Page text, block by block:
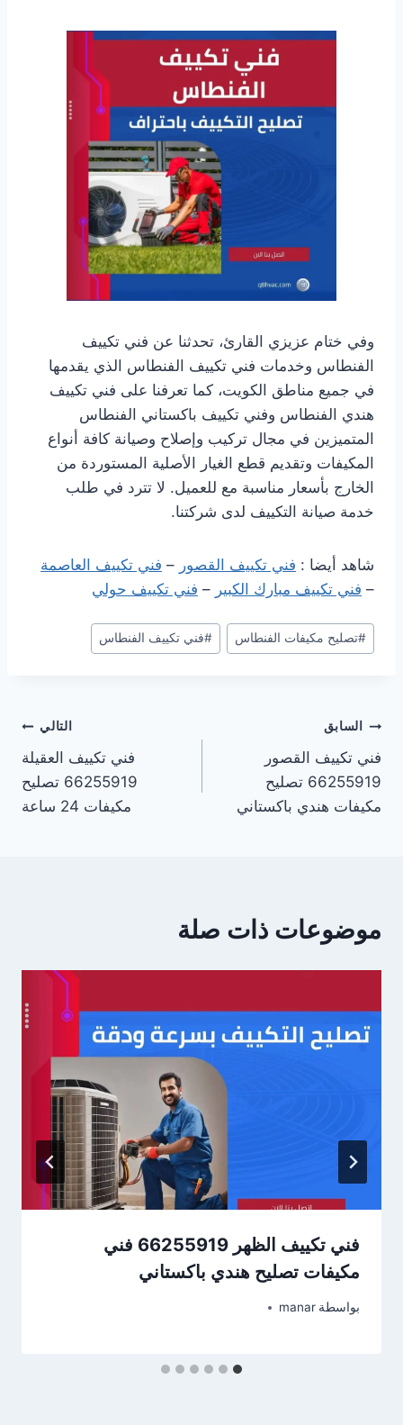
وفي ختام عزيزي القارئ، تحدثنا عن فني تكييف
الفنطاس وخدمات فني تكييف الفنطاس الذي يقدمها
في جميع مناطق الكويت، كما تعرفنا على فني تكييف
هندي الفنطاس وفني تكييف باكستاني الفنطاس
المتميزين في مجال تركيب وإصلاح وصيانة كافة أنواع
المكيفات وتقديم قطع الغيار الأصلية المستوردة من
الخارج بأسعار مناسبة مع للعميل. لا تترد في طلب
خدمة صيانة التكييف لدى شركتنا.
شاهد أيضا : فني تكييف القصور – فني تكييف العاصمة
– فني تكييف مبارك الكبير – فني تكييف حولي
وسوم
المقال:
#تصليح مكيفات الفنطاس #فني تكييف الفنطاس
تصفّح
المقالات
السابق
فني تكييف القصور
66255919 تصليح
مكيفات هندي باكستاني
التالي
فني تكييف العقيلة
66255919 تصليح
مكيفات 24 ساعة
موضوعات ذات صلة
فني تكييف الظهر 66255919 فني
مكيفات تصليح هندي باكستاني
بواسطة manar